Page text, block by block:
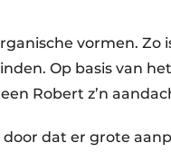
vormen. Zo
Op basis van
Robert z’n
dat er grote